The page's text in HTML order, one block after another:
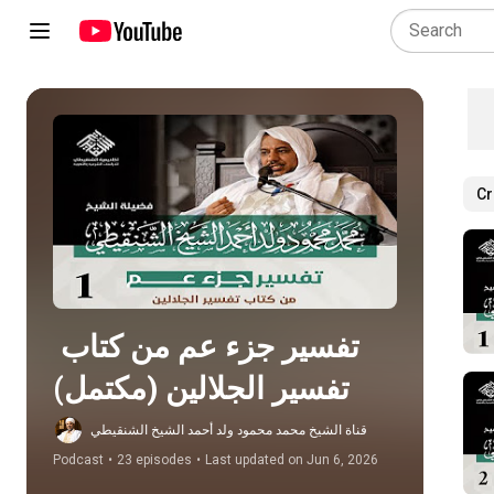
Play all
تفسير الجلالين (مكتمل)
قناة الشيخ محمد محمود ولد أحمد الشيخ الشنقيطي
Podcast • 23 episodes • Last updated on Jun 6, 2026